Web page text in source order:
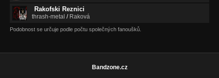
Rakofski Reznici
thrash-metal / Raková
Podobnost se určuje podle počtu společných fanoušků.
Bandzone.cz